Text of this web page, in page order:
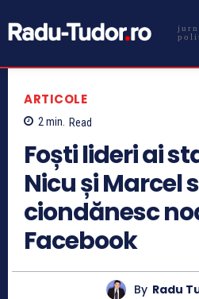
ARTICOLE
2min. Read
Foști lideri ai
Nicu și Marcel
ciondănesc
Facebook
By Radu